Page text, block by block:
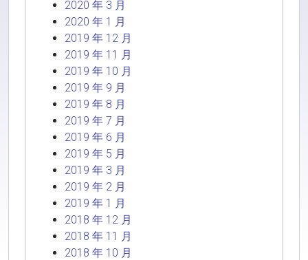
2020 年 3 月
2020 年 1 月
2019 年 12 月
2019 年 11 月
2019 年 10 月
2019 年 9 月
2019 年 8 月
2019 年 7 月
2019 年 6 月
2019 年 5 月
2019 年 3 月
2019 年 2 月
2019 年 1 月
2018 年 12 月
2018 年 11 月
2018 年 10 月